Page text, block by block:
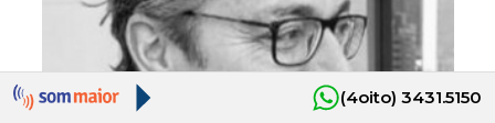
(4oito) 3431.5150